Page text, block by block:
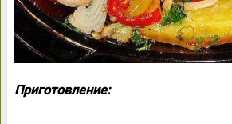
Приготовление: